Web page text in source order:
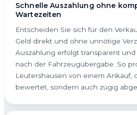
Schnelle Auszahlung ohne
Wartezeiten
Entscheiden Sie sich für den
Geld direkt und ohne unnötige
Auszahlung erfolgt transparent
nach der Fahrzeugübergabe. So
Leutershausen von einem Ankauf,
bewertet, sondern auch zügig